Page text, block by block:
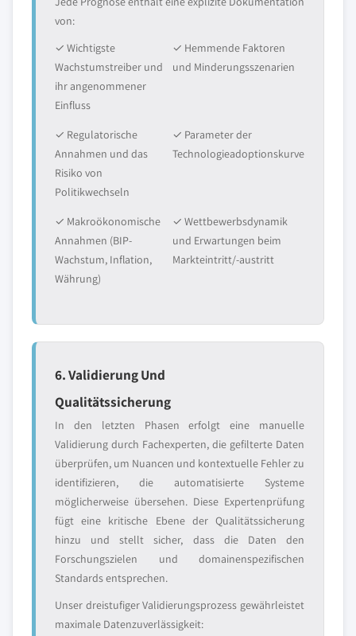
von:
✓ Wichtigste
Wachstumstreiber und
ihr angenommener
Einfluss
✓ Hemmende Faktoren
und Minderungsszenarien
✓ Regulatorische
Annahmen und das
Risiko von
Politikwechseln
✓ Parameter der
Technologieadoptionskurve
✓ Makroökonomische
Annahmen (BIP-
Wachstum, Inflation,
Währung)
✓ Wettbewerbsdynamik
und Erwartungen beim
Markteintritt/-austritt
6. Validierung Und
Qualitätssicherung
In den letzten Phasen erfolgt eine manuelle
Validierung durch Fachexperten, die gefilterte Daten
überprüfen, um Nuancen und kontextuelle Fehler zu
identifizieren, die automatisierte Systeme
möglicherweise übersehen. Diese Expertenprüfung
fügt eine kritische Ebene der Qualitätssicherung
hinzu und stellt sicher, dass die Daten den
Forschungszielen und domainenspezifischen
Standards entsprechen.
Unser dreistufiger Validierungsprozess gewährleistet
maximale Datenzuverlässigkeit: